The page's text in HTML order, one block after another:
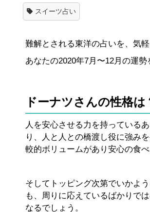
スイーツ占い
難解とされる東洋の占いを、気
あなたの2020年7月〜12月の運勢
ドーナツさんの性格は
人を安心させる力を持っている
り、人と人との橋渡し役に強み
較的ボリュームがあり安心の食べ
そしてトッピング次第でいかよ
も、周りに応えているばかりで
なるでしょう。